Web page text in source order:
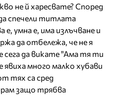
не й харесвате? Според
спечели титлата
умна е, има излъчване и
да отбележа, че не я
сега да викате "Ама тя ти
явиха много малко хубави
тях са сред
защо трябва